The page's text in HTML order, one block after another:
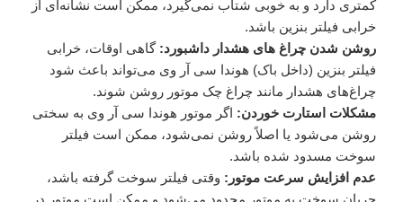
کمتری دارد و به خوبی شتاب نمی‌گیرد، ممکن است نشانه‌ای از
خرابی فیلتر بنزین باشد.
روشن شدن چراغ ‌های هشدار داشبورد: گاهی اوقات، خرابی
فیلتر بنزین (داخل باک) هوندا سی آر وی می‌تواند باعث شود
چراغ‌های هشدار مانند چراغ چک موتور روشن شوند.
مشکلات استارت خوردن: اگر موتور هوندا سی آر وی به سختی
روشن می‌شود یا اصلاً روشن نمی‌شود، ممکن است فیلتر
سوخت مسدود شده باشد.
عدم افزایش سرعت موتور: وقتی فیلتر سوخت گرفته باشد،
جریان سوخت به موتور محدود می‌شود و ممکن است موتور در